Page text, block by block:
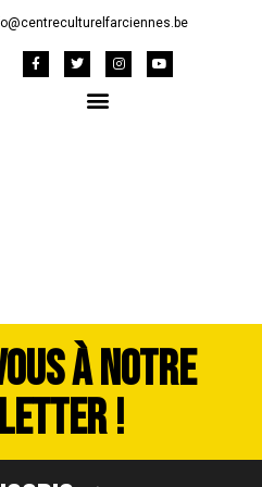
À NOTRE
!